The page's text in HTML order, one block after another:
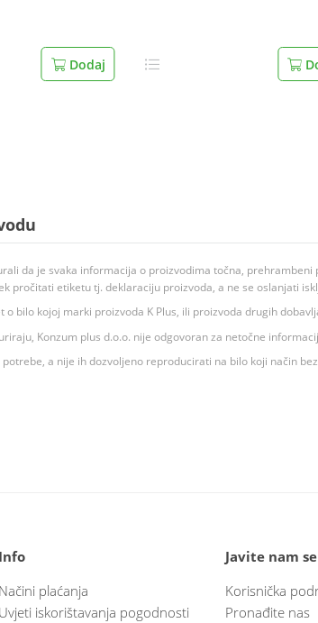
Dodaj
da je svaka informacija o proizvodima točna,
pročitati etiketu tj. deklaraciju proizvoda, a ne se oslanjati
bilo kojoj marki proizvoda K Plus, ili proizvoda drugih
Konzum plus d.o.o. nije odgovoran za netočne
a nije ih dozvoljeno reproducirati na bilo koji način
Info
Načini plaćanja
Uvjeti iskorištavanja pogodnosti
Javite nam se
Korisnička
Pronađite nas